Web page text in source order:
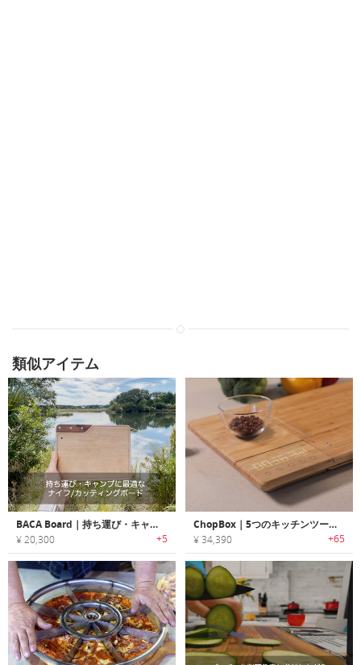
類似アイテム
BACA Board｜持ち運び・キャンプに最適なナイフ/カッティングボード
¥ 20,300 +5
ChopBox｜5つのキッチンツールを搭載したスマートカッティングボード「チョップボックス」
¥ 34,390 +65